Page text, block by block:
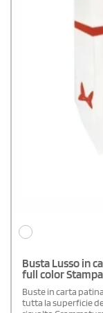
Busta Lusso in
full color
Buste in carta
tutta la superficie